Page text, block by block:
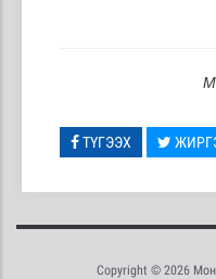
ТҮГЭЭХ
Copyright © 2026